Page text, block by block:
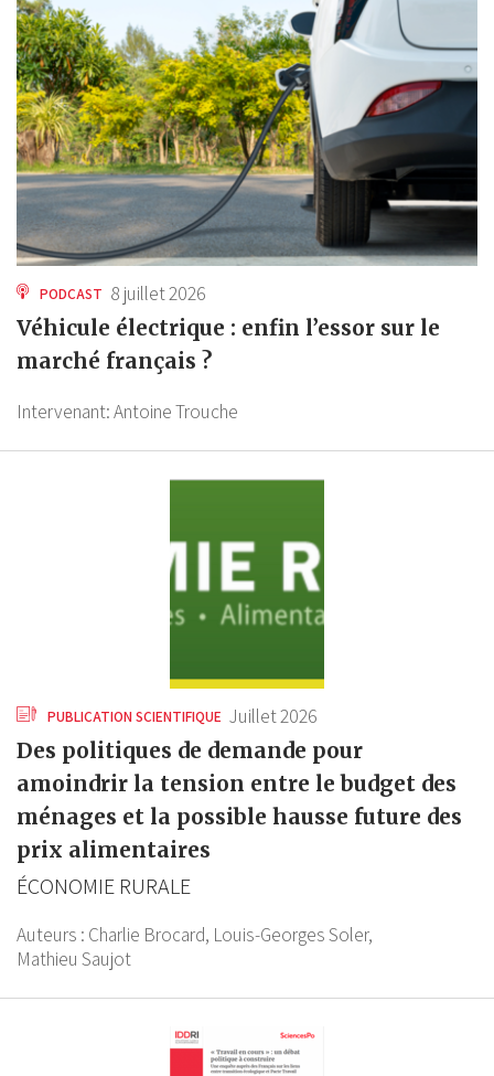
PODCAST 8 juillet 2026
Véhicule électrique : enfin l’essor sur le
marché français ?
Intervenant:Antoine Trouche
PUBLICATION SCIENTIFIQUE Juillet 2026
Des politiques de demande pour
amoindrir la tension entre le budget des
ménages et la possible hausse future des
prix alimentaires
ÉCONOMIE RURALE
Auteurs : Charlie Brocard, Louis-Georges Soler,
Mathieu Saujot